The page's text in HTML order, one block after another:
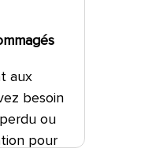
aux
besoin
ou
pour